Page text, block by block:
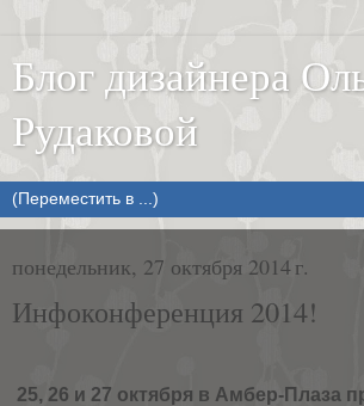
Блог дизайнера
Рудаковой
понедельник, 27 октября 2014 г.
Инфоконференция 2014!
25, 26 и 27 октября в Амбер-Плаза